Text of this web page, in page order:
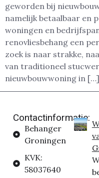
geworden bij
namelijk betaalbaar en
woningen en
renovliesbehang een
zoek is naar strakke,
van traditioneel
nieuwbouwwoning in […]
Contactinformatie:
Behanger
Groningen
KVK:
58037640